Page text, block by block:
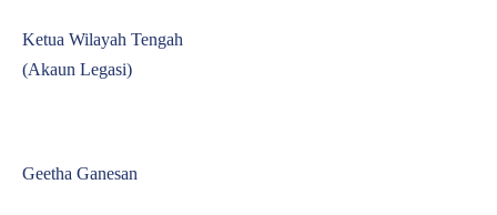
Ketua Wilayah Tengah
(Akaun Legasi)
Geetha Ganesan